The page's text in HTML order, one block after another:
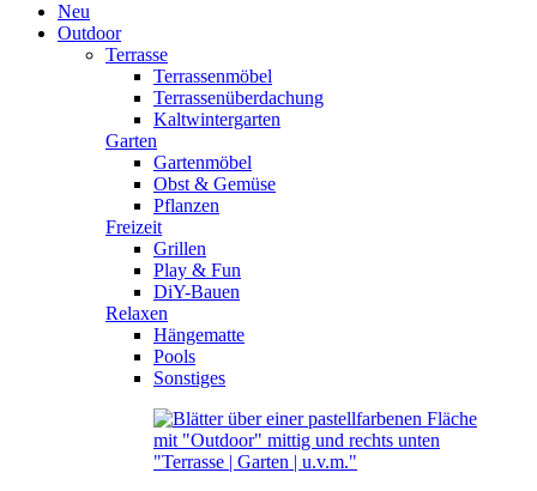
Neu
Outdoor
Terrasse
Terrassenmöbel
Terrassenüberdachung
Kaltwintergarten
Garten
Gartenmöbel
Obst & Gemüse
Pflanzen
Freizeit
Grillen
Play & Fun
DiY-Bauen
Relaxen
Hängematte
Pools
Sonstiges